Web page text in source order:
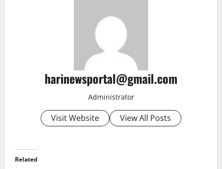
harinewsportal@gmail.com
Administrator
Visit Website View All Posts
Related